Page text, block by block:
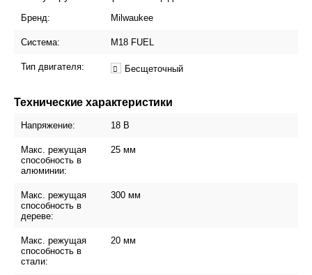
Бренд: Milwaukee
Система: М18 FUEL
Тип двигателя: Бесщеточный
Технические характеристики
Напряжение: 18 В
Макс. режущая
способность в
алюминии:
25 мм
Макс. режущая
способность в
дереве:
300 мм
Макс. режущая
способность в
стали:
20 мм